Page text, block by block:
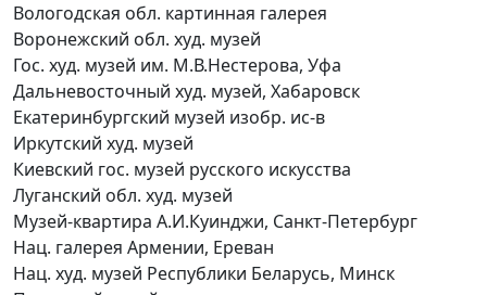
Вологодская обл. картинная галерея
Воронежский обл. худ. музей
Гос. худ. музей им. М.В.Нестерова, Уфа
Дальневосточный худ. музей, Хабаровск
Екатеринбургский музей изобр. ис-в
Иркутский худ. музей
Киевский гос. музей русского искусства
Луганский обл. худ. музей
Музей-квартира А.И.Куинджи, Санкт-Петербург
Нац. галерея Армении, Ереван
Нац. худ. музей Республики Беларусь, Минск